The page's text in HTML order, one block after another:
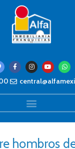
hombros